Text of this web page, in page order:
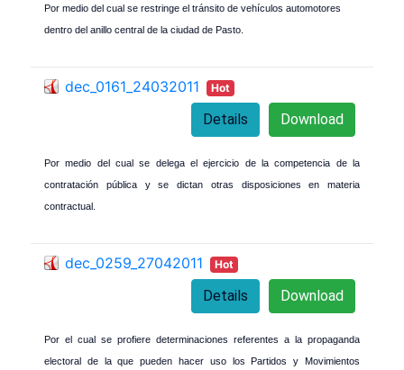
Por medio del cual se restringe el tránsito de vehículos automotores
dentro del anillo central de la ciudad de Pasto.
dec_0161_24032011 Hot
Download
Details
Por medio del cual se delega el ejercicio de la competencia de la
contratación pública y se dictan otras disposiciones en materia
contractual.
dec_0259_27042011 Hot
Download
Details
Por el cual se profiere determinaciones referentes a la propaganda
electoral de la que pueden hacer uso los Partidos y Movimientos